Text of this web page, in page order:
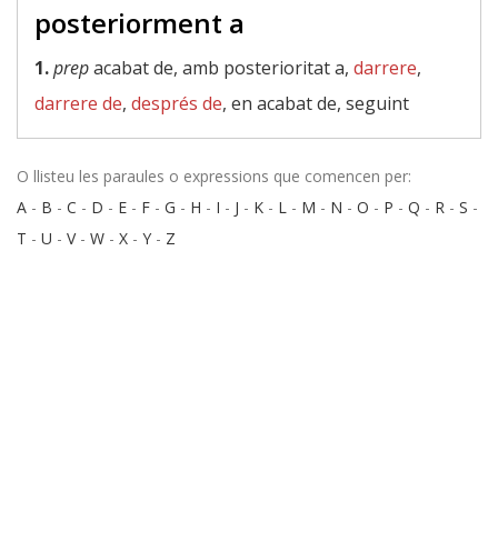
posteriorment a
1.prepacabat de, amb posterioritat a, darrere,
darrere de, després de, en acabat de, seguint
O llisteu les paraules o expressions que comencen per:
A - B - C - D - E - F - G - H - I - J - K - L - M - N - O - P - Q - R - S -
T - U - V- W - X - Y - Z